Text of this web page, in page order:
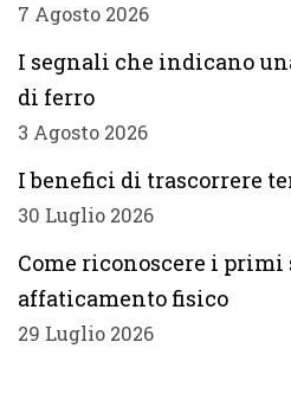
7 Agosto 2026
I segnali che indicano
di ferro
3 Agosto 2026
I benefici di trascorrere
30 Luglio 2026
Come riconoscere i
affaticamento fisico
29 Luglio 2026